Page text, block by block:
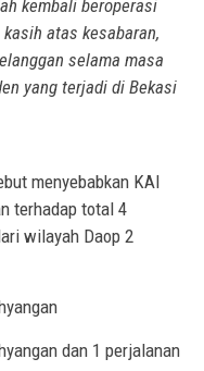
kembali beroperasi
atas kesabaran,
selama masa
yang terjadi di Bekasi
menyebabkan KAI
terhadap total 4
wilayah Daop 2
dan 1 perjalanan